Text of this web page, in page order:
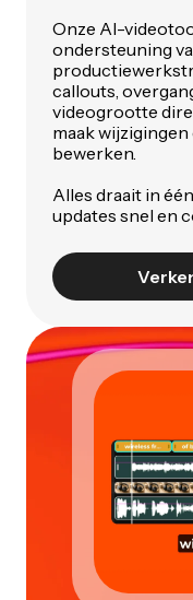
Onze AI-
ondersteuning
callouts,
videogrootte
maak
bewerken.
Alles draait in
updates snel en